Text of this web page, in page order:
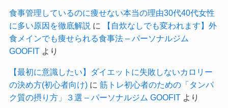
食事管理しているのに痩せない本当の理由30代40代女性
に多い原因を徹底解説 に
【自炊なしでも変われます】外
食メインでも痩せられる食事法 – パーソナルジム
GOOFITより
【最初に意識したい】ダイエットに失敗しないカロリー
の決め方(初心者向け)に 筋トレ初心者のための「タンパ
ク質の摂り方」３選 – パーソナルジム GOOFITより